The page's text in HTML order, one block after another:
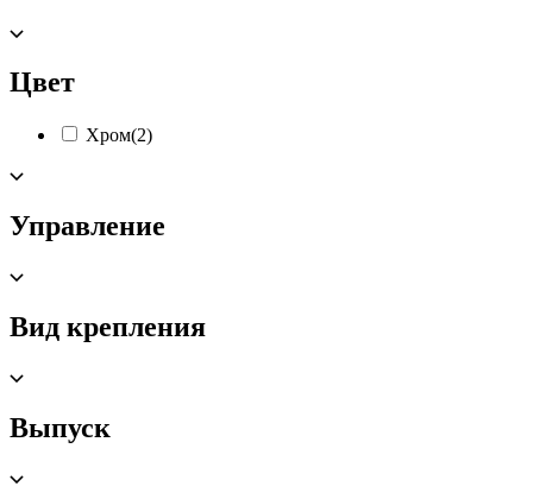
Цвет
Хром(2)
Управление
Вид крепления
Выпуск